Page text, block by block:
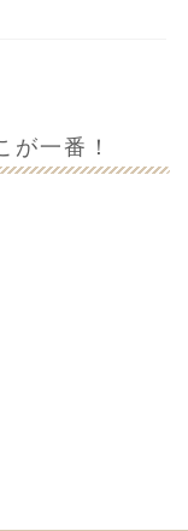
が一番！